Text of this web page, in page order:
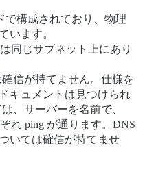
で構成されており、物理
います。
同じサブネット上にあり
信が持てません。仕様を
キュメントは見つけられ
、サーバーを名前で、
れ ping が通ります。DNS
いては確信が持てませ